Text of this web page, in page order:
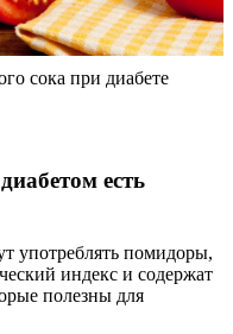
сока при диабете
есть
употреблять помидоры,
индекс и содержат
полезны для